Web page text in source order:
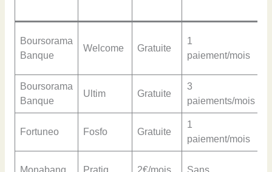
Boursorama
Banque
Welcome Gratuite
1
paiement/mois
Boursorama
Banque
Ultim Gratuite
3
paiements/mois
Fortuneo Fosfo Gratuite
1
paiement/mois
Monabanq Pratiq 2€/mois Sans